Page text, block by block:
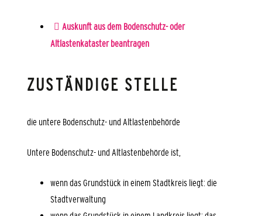
Auskunft aus dem Bodenschutz- oder
Altlastenkataster beantragen
ZUSTÄNDIGE STELLE
die untere Bodenschutz- und Altlastenbehörde
Untere Bodenschutz- und Altlastenbehörde ist,
wenn das Grundstück in einem Stadtkreis liegt: die
Stadtverwaltung